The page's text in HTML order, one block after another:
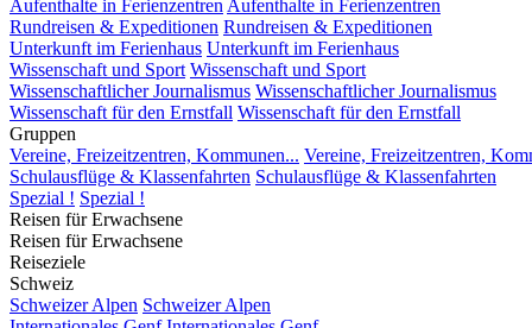
Aufenthalte in Ferienzentren Aufenthalte in Ferienzentren
Rundreisen & Expeditionen Rundreisen & Expeditionen
Unterkunft im Ferienhaus Unterkunft im Ferienhaus
Wissenschaft und Sport Wissenschaft und Sport
Wissenschaftlicher Journalismus Wissenschaftlicher Journalismus
Wissenschaft für den Ernstfall Wissenschaft für den Ernstfall
Gruppen
Vereine, Freizeitzentren, Kommunen... Vereine, Freizeitzentren,
Schulausflüge & Klassenfahrten Schulausflüge & Klassenfahrten
Spezial ! Spezial !
Reisen für Erwachsene
Reisen für Erwachsene
Reiseziele
Schweiz
Schweizer Alpen Schweizer Alpen